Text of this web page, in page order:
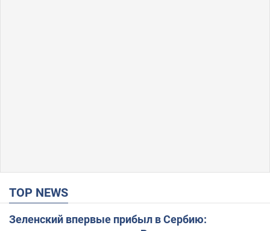
TOP NEWS
Зеленский впервые прибыл в Сербию: